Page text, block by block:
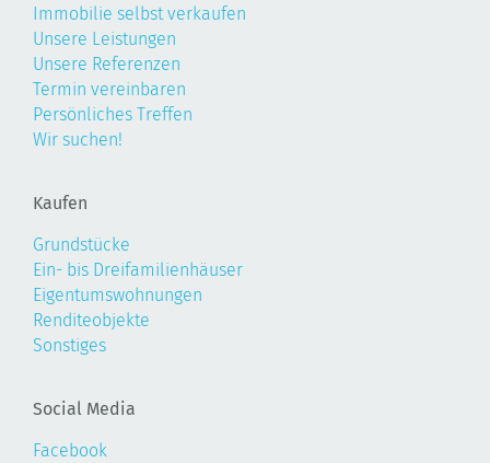
Immobilie selbst verkaufen
Unsere Leistungen
Unsere Referenzen
Termin vereinbaren
Persönliches Treffen
Wir suchen!
Kaufen
Grundstücke
Ein- bis Dreifamilienhäuser
Eigentumswohnungen
Renditeobjekte
Sonstiges
Social Media
Facebook